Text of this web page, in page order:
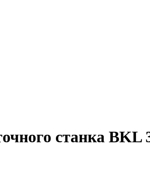
станка BKL